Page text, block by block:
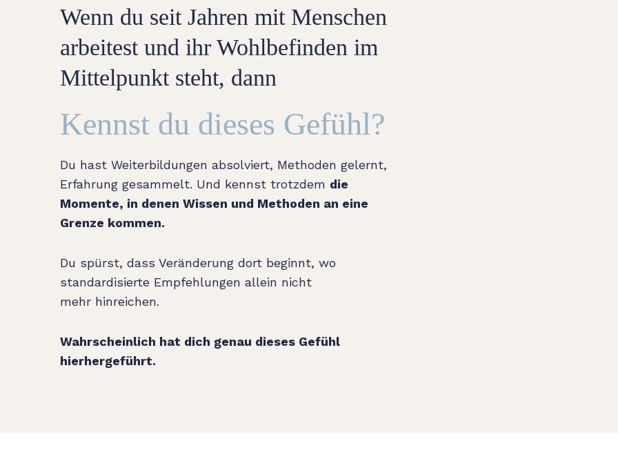
Wenn du seit Jahren mit Menschen
arbeitest und ihr Wohlbefinden im
Mittelpunkt steht, dann
Kennst du dieses Gefühl?
Du hast Weiterbildungen absolviert, Methoden gelernt,
Erfahrung gesammelt. Und kennst trotzdem die
Momente, in denen Wissen und Methoden an eine
Grenze kommen.
Du spürst, dass Veränderung dort beginnt, wo
standardisierte Empfehlungen allein nicht
mehr hinreichen.
Wahrscheinlich hat dich genau dieses Gefühl
hierhergeführt.